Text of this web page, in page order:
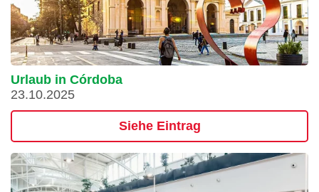
Urlaub in Córdoba
23.10.2025
Siehe Eintrag